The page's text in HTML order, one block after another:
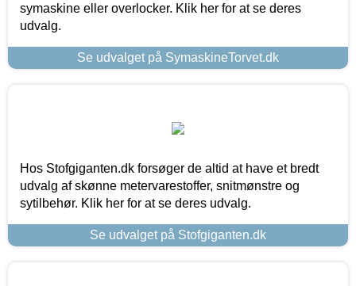
symaskine eller overlocker. Klik her for at se deres
udvalg.
Se udvalget på SymaskineTorvet.dk
Hos Stofgiganten.dk forsøger de altid at have et bredt
udvalg af skønne metervarestoffer, snitmønstre og
sytilbehør. Klik her for at se deres udvalg.
Se udvalget på Stofgiganten.dk